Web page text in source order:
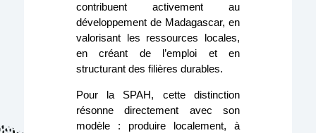
contribuent activement au
développement de Madagascar, en
valorisant les ressources locales,
en créant de l’emploi et en
structurant des filières durables.
Pour la SPAH, cette distinction
résonne directement avec son
modèle : produire localement, à